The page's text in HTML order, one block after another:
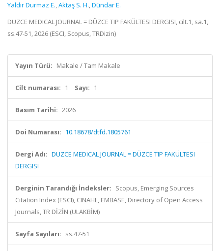
Yaldır Durmaz E.,Aktaş S. H.,Dündar E.
DUZCE MEDICAL JOURNAL = DÜZCE TIP FAKÜLTESI DERGISI, cilt.1, sa.1,
ss.47-51, 2026 (ESCI, Scopus, TRDizin)
Yayın Türü: Makale / Tam Makale
Cilt numarası: 1 Sayı: 1
Basım Tarihi: 2026
Doi Numarası: 10.18678/dtfd.1805761
Dergi Adı: DUZCE MEDICAL JOURNAL = DÜZCE TIP FAKÜLTESI
DERGISI
Derginin Tarandığı İndeksler: Scopus, Emerging Sources
Citation Index (ESCI), CINAHL, EMBASE, Directory of Open Access
Journals, TR DİZİN (ULAKBİM)
Sayfa Sayıları: ss.47-51